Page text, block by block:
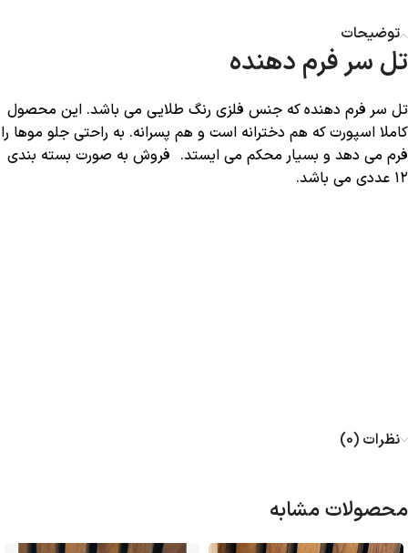
توضیحات
تل سر فرم دهنده
تل سر فرم دهنده که جنس فلزی رنگ طلایی می باشد. این محصول
کاملا اسپورت که هم دخترانه است و هم پسرانه. به راحتی جلو موها را
فرم می دهد و بسیار محکم می ایستد. فروش به صورت بسته بندی
۱۲ عددی می باشد.
نظرات (0)
محصولات مشابه